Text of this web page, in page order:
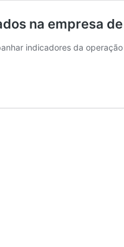
na empresa
indicadores da